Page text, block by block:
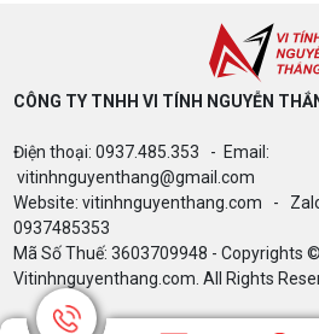
bão giá
100% - 40 PC
TIẾT
DLSS Enabler
x5, x6 Cho
CÔNG TY TNHH VI TÍNH NGUYỄN
Điện thoại: 0937.485.353 - Email:
vitinhnguyenthang@gmail.com
Website: vitinhnguyenthang.com -
0937485353
Mã Số Thuế: 3603709948 - Copyrights
Vitinhnguyenthang.com. All Rights